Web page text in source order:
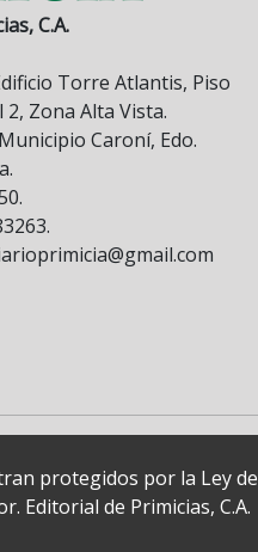
C.A.
Torre Atlantis, Piso
Zona Alta Vista.
Caroní, Edo.
protegidos por la Ley de
Editorial de Primicias, C.A.